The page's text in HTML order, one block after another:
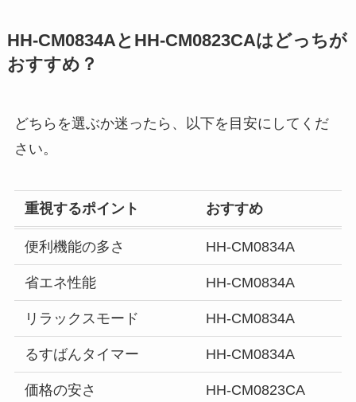
HH-CM0834AとHH-CM0823CAはどっちが
おすすめ？
どちらを選ぶか迷ったら、以下を目安にしてくだ
さい。
重視するポイント おすすめ
便利機能の多さ HH-CM0834A
省エネ性能 HH-CM0834A
リラックスモード HH-CM0834A
るすばんタイマー HH-CM0834A
価格の安さ HH-CM0823CA